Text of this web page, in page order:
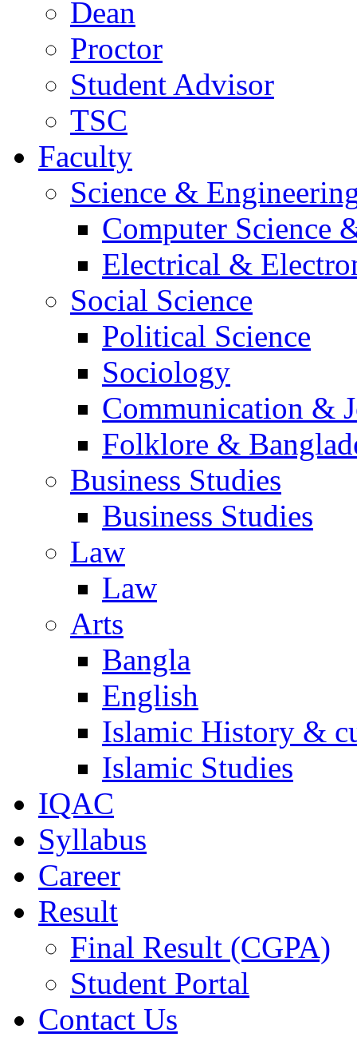
Dean
Proctor
Student Advisor
TSC
Faculty
Science &
Computer Science
Electrical &
Social Science
Political Science
Sociology
Communication &
Folklore &
Business Studies
Business Studies
Law
Law
Arts
Bangla
English
Islamic History &
Islamic Studies
IQAC
Syllabus
Career
Result
Final Result (CGPA)
Student Portal
Contact Us